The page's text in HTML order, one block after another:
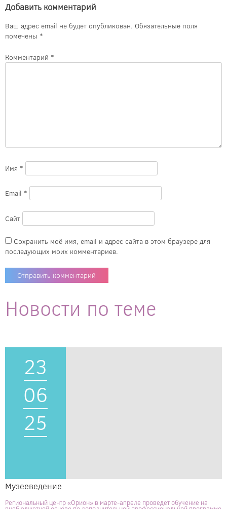
Добавить комментарий
Ваш адрес email не будет опубликован. Обязательные поля
помечены *
Комментарий *
Имя *
Email *
Сайт
Сохранить моё имя, email и адрес сайта в этом браузере для
последующих моих комментариев.
Новости по теме
23
06
25
Музееведение
Региональный центр «Орион» в марте-апреле проведет обучение на